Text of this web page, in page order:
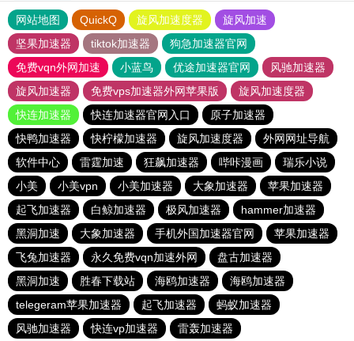
网站地图 QuickQ 旋风加速度器
旋风加速
坚果加速器
tiktok加速器
狗急加速器官网
免费vqn外网加速
小蓝鸟 优途加速器官网
风驰加速器
旋风加速器
免费vps加速器外网苹果版
旋风加速度器
快连加速器
快连加速器官网入口
原子加速器
快鸭加速器
快柠檬加速器 旋风加速度器
外网网址导航
软件中心
雷霆加速 狂飙加速器 哔咔漫画
瑞乐小说
小美
小美vpn 小美加速器 大象加速器
苹果加速器
起飞加速器
白鲸加速器 极风加速器
hammer加速器
黑洞加速
大象加速器 手机外国加速器官网
苹果加速器
飞兔加速器
永久免费vqn加速外网
盘古加速器
黑洞加速
胜春下载站 海鸥加速器
海鸥加速器
telegeram苹果加速器
起飞加速器
蚂蚁加速器
风驰加速器
快连vp加速器 雷轰加速器